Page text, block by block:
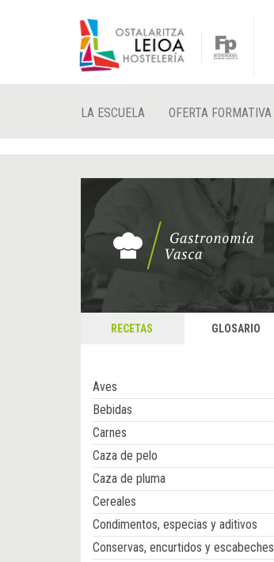
LA ESCUELA OFERTA FORMATIVA
RECETAS GLOSARIO
Aves
Bebidas
Carnes
Caza de pelo
Caza de pluma
Cereales
Condimentos, especias y aditivos
Conservas, encurtidos y escabeches